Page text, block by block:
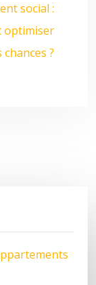
social :
optimiser
chances ?